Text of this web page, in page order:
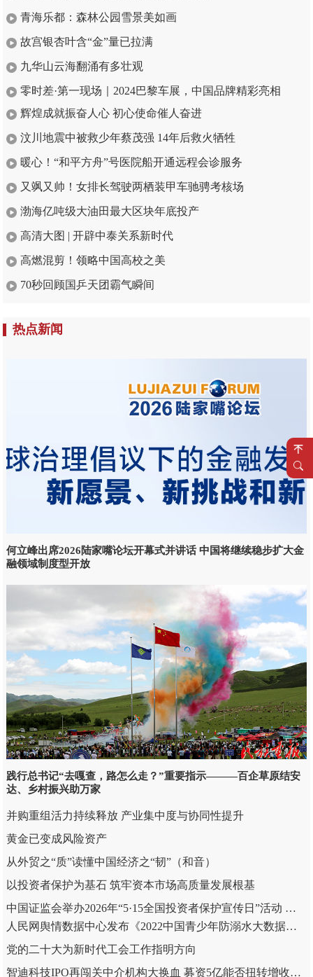
青海乐都：森林公园雪景美如画
故宫银杏叶含“金”量已拉满
九华山云海翻涌有多壮观
零时差·第一现场｜2024巴黎车展，中国品牌精彩亮相
辉煌成就振奋人心 初心使命催人奋进
汶川地震中被救少年蔡茂强 14年后救火牺牲
暖心！“和平方舟”号医院船开通远程会诊服务
又飒又帅！女排长驾驶两栖装甲车驰骋考核场
渤海亿吨级大油田最大区块年底投产
高清大图 | 开辟中泰关系新时代
高燃混剪！领略中国高校之美
70秒回顾国乒天团霸气瞬间
热点新闻
何立峰出席2026陆家嘴论坛开幕式并讲话 中国将继续稳步扩大金
融领域制度型开放
践行总书记“去嘎查，路怎么走？”重要指示———百企草原结安
达、乡村振兴助万家
并购重组活力持续释放 产业集中度与协同性提升
黄金已变成风险资产
从外贸之“质”读懂中国经济之“韧”（和音）
以投资者保护为基石 筑牢资本市场高质量发展根基
中国证监会举办2026年“5·15全国投资者保护宣传日”活动 健全投融资相协调市场功能 多措并举支持投资者依法维权
人民网舆情数据中心发布《2022中国青少年防溺水大数据报告》
党的二十大为新时代工会工作指明方向
智迪科技IPO再闯关中介机构大换血 募资5亿能否扭转增收不增利困局